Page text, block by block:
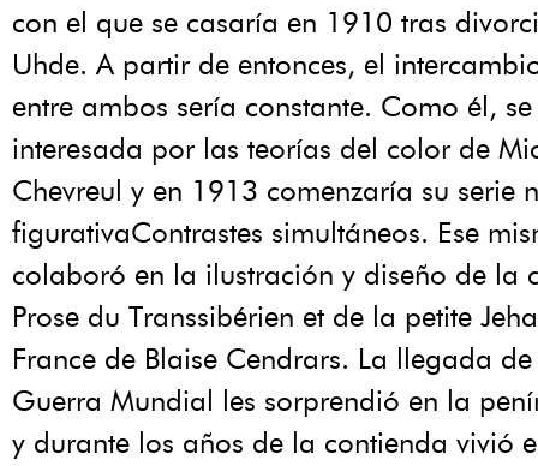
con el que se casaría en 1910 tras
Uhde. A partir de entonces, el
entre ambos sería constante. Como él,
interesada por las teorías del color de
Chevreul y en 1913 comenzaría su serie
figurativaContrastes simultáneos. Ese
colaboró en la ilustración y diseño de la
Prose du Transsibérien et de la petite
France de Blaise Cendrars. La llegada
Guerra Mundial les sorprendió en la
y durante los años de la contienda vivió